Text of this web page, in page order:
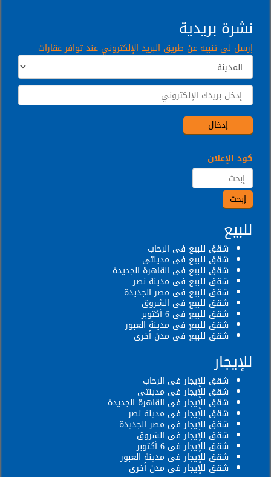
نشرة بريدية
إرسل لى تنبيه عن طريق البريد الإلكتروني عند توافر عقارات
كود الإعلان
للبيع
شقق للبيع فى الرحاب
شقق للبيع فى مدينتى
شقق للبيع فى القاهرة الجديدة
شقق للبيع فى مدينة نصر
شقق للبيع فى مصر الجديدة
شقق للبيع فى الشروق
شقق للبيع فى 6 أكتوبر
شقق للبيع فى مدينة العبور
شقق للبيع فى مدن أخرى
للإيجار
شقق للإيجار فى الرحاب
شقق للإيجار فى مدينتى
شقق للإيجار فى القاهرة الجديدة
شقق للإيجار فى مدينة نصر
شقق للإيجار فى مصر الجديدة
شقق للإيجار فى الشروق
شقق للإيجار فى 6 أكتوبر
شقق للإيجار فى مدينة العبور
شقق للإيجار فى مدن أخرى